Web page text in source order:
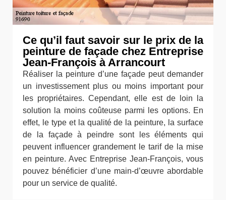
Ce qu’il faut savoir sur le prix de la
peinture de façade chez Entreprise
Jean-François à Arrancourt
Réaliser la peinture d’une façade peut demander
un investissement plus ou moins important pour
les propriétaires. Cependant, elle est de loin la
solution la moins coûteuse parmi les options. En
effet, le type et la qualité de la peinture, la surface
de la façade à peindre sont les éléments qui
peuvent influencer grandement le tarif de la mise
en peinture. Avec Entreprise Jean-François, vous
pouvez bénéficier d’une main-d’œuvre abordable
pour un service de qualité.